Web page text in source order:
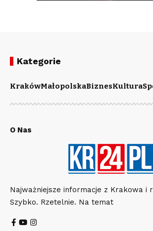
Kategorie
KrakówMałopolskaBiznesKultura
O Nas
Najważniejsze informacje z Krakowa i
Szybko. Rzetelnie. Na temat